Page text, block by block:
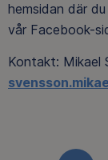
hemsidan där
vår Facebook-
Kontakt: Mikael